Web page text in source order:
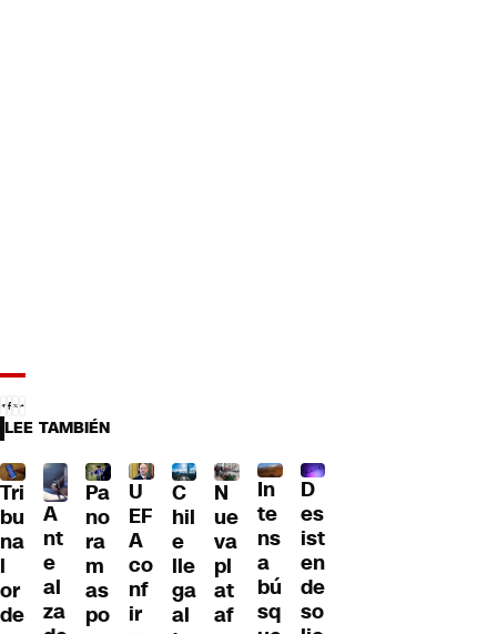
LEE TAMBIÉN
Tri
bu
na
l
or
de
A
nt
e
al
za
Pa
no
ra
m
as
po
U
EF
A
co
nf
ir
C
hil
e
lle
ga
al
N
ue
va
pl
at
af
In
te
ns
a
bú
sq
D
es
ist
en
de
so